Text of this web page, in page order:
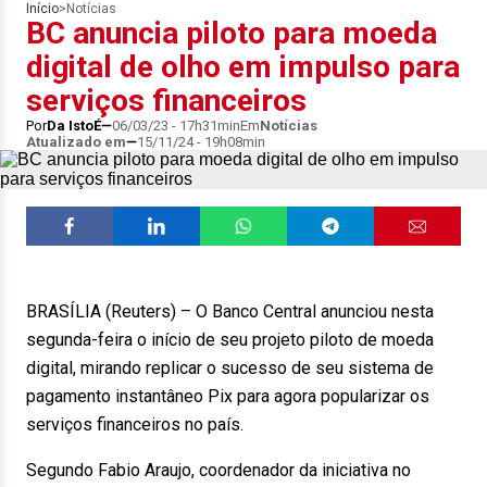
Início> Notícias
BC anuncia piloto para moeda
digital de olho em impulso para
serviços financeiros
PorDa IstoÉ 06/03/23 - 17h31minEmNotícias
Atualizado em
15/11/24 - 19h08min
BRASÍLIA (Reuters) – O Banco Central anunciou nesta
segunda-feira o início de seu projeto piloto de moeda
digital, mirando replicar o sucesso de seu sistema de
pagamento instantâneo Pix para agora popularizar os
serviços financeiros no país.
Segundo Fabio Araujo, coordenador da iniciativa no